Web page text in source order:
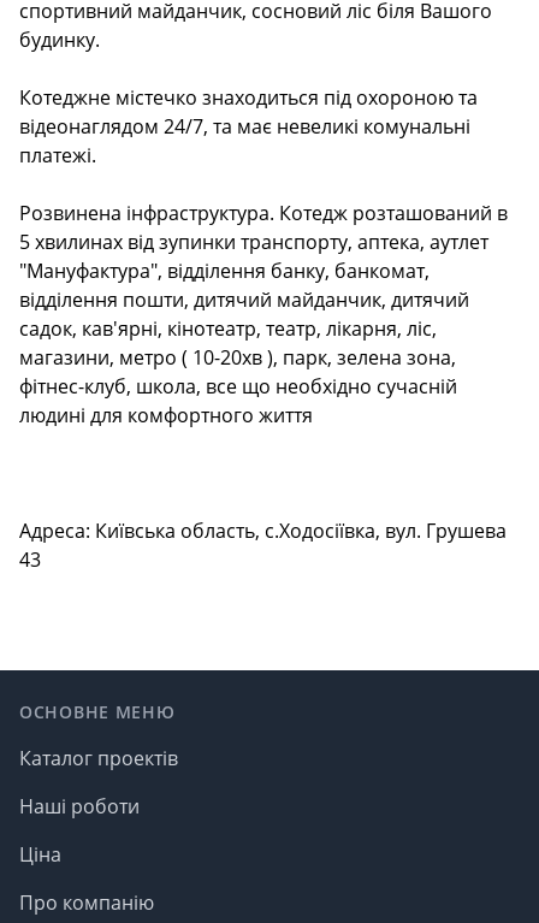
спортивний майданчик, сосновий ліс біля Вашого
будинку.
Котеджне містечко знаходиться під охороною та
відеонаглядом 24/7, та має невеликі комунальні
платежі.
Розвинена інфраструктура. Котедж розташований в
5 хвилинах від зупинки транспорту, аптека, аутлет
"Мануфактура", відділення банку, банкомат,
відділення пошти, дитячий майданчик, дитячий
садок, кав'ярні, кінотеатр, театр, лікарня, ліс,
магазини, метро ( 10-20хв ), парк, зелена зона,
фітнес-клуб, школа, все що необхідно сучасній
людині для комфортного життя
Адреса: Київська область, с.Ходосіївка, вул. Грушева
43
ОСНОВНЕ МЕНЮ
Каталог проектів
Наші роботи
Ціна
Про компанію